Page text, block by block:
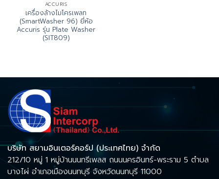
ACCURIS
เครื่องล้างไมโครเพลท
(SmartWasher 96) ยี่ห้อ
Accuris รุ่น Plate Washer
(SIT809)
บริษัท สยามอินเตอร์คอร์ป (ประเทศไทย) จำกัด
212/10 หมู่ 1 หมู่บ้านนนทรีเพลส ถนนนครอินทร์-พระราม 5 ตำบล
บางไผ่ อำเภอเมืองนนทบุรี จังหวัดนนทบุรี 11000